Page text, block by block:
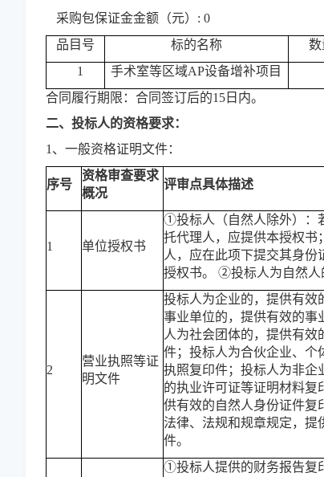
采购包保证金金额（元） : 0
品目号
标的名称 数
1
手术室等区域AP设备增补项目
合同履行期限：合同签订后的15日内。
二、 投标人的资格要求：
1、一般资格证明文件：
序号
资格审查要求
概况
评审点具体描述
1 单位授权书
①投标人（自然人除外）：
托代理人，应提供本授权书
人，应在此项下提交其身份
授权书。 ②投标人为自然人
2
营业执照等证
明文件
投标人为企业的，提供有效
事业单位的，提供有效的事
人为社会团体的，提供有效
件；投标人为合伙企业、个
执照复印件；投标人为非企
的执业许可证等证明材料复
供有效的自然人身份证件复
法律、法规和规章规定，提
件。
①投标人提供的财务报告复